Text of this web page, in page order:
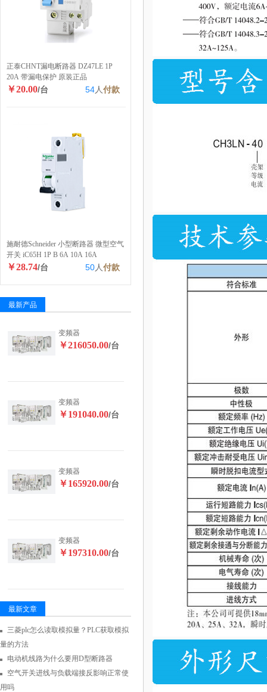
正泰CHNT漏电断路器 DZ47LE 1P
20A 带漏电保护 原装正品
￥20.00/台 54人付款
施耐德Schneider 小型断路器 微型空气
开关 iC65H 1P B 6A 10A 16A
￥28.74/台 50人付款
最新产品
变频器
￥216050.00/台
变频器
￥191040.00/台
变频器
￥165920.00/台
变频器
￥197310.00/台
最新文章
三菱plc怎么读取模拟量？PLC获取模拟
量的方法
电动机线路为什么要用D型断路器
空气开关进线与负载端接反影响正常使
用吗